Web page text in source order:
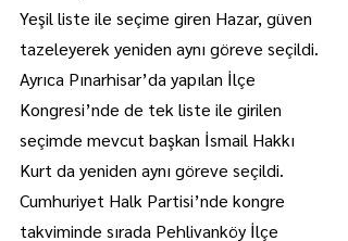
Yeşil liste ile seçime giren Hazar, güven
tazeleyerek yeniden aynı göreve seçildi.
Ayrıca Pınarhisar’da yapılan İlçe
Kongresi’nde de tek liste ile girilen
seçimde mevcut başkan İsmail Hakkı
Kurt da yeniden aynı göreve seçildi.
Cumhuriyet Halk Partisi’nde kongre
takviminde sırada Pehlivanköy İlçe